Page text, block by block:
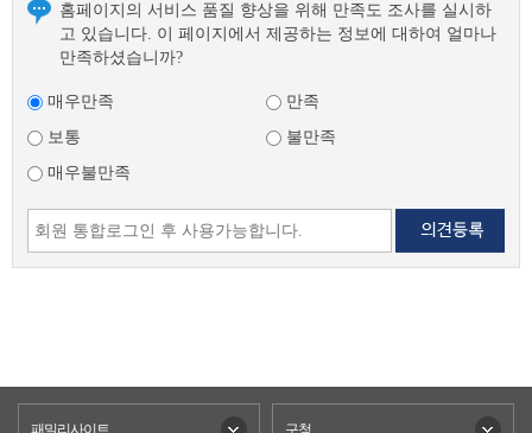
홈페이지의 서비스 품질 향상을 위해 만족도 조사를 실시하
고 있습니다. 이 페이지에서 제공하는 정보에 대하여 얼마나
만족하셨습니까?
매우만족
만족
보통
불만족
매우불만족
패밀리사이트 구청